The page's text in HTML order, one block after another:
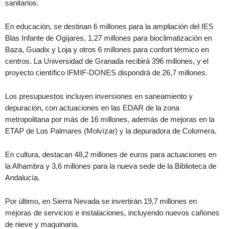
sanitarios.
En educación, se destinan 6 millones para la ampliación del IES
Blas Infante de Ogíjares, 1,27 millones para bioclimatización en
Baza, Guadix y Loja y otros 6 millones para confort térmico en
centros. La Universidad de Granada recibirá 396 millones, y el
proyecto científico IFMIF-DONES dispondrá de 26,7 millones.
Los presupuestos incluyen inversiones en saneamiento y
depuración, con actuaciones en las EDAR de la zona
metropolitana por más de 16 millones, además de mejoras en la
ETAP de Los Palmares (Molvízar) y la depuradora de Colomera.
En cultura, destacan 48,2 millones de euros para actuaciones en
la Alhambra y 3,6 millones para la nueva sede de la Biblioteca de
Andalucía.
Por último, en Sierra Nevada se invertirán 19,7 millones en
mejoras de servicios e instalaciones, incluyendo nuevos cañones
de nieve y maquinaria.